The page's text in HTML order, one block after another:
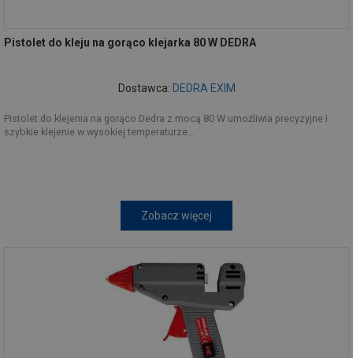
Pistolet do kleju na gorąco klejarka 80 W DEDRA
Dostawca: DEDRA EXIM
Pistolet do klejenia na gorąco Dedra z mocą 80 W umożliwia precyzyjne i
szybkie klejenie w wysokiej temperaturze...
Zobacz więcej